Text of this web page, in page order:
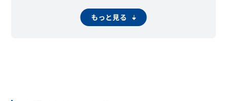
もっと見る